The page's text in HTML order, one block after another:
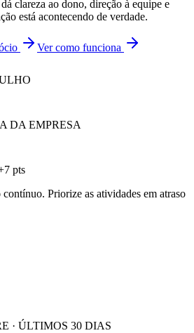
clareza ao dono, direção à equipe e
está acontecendo de verdade.
Ver como funciona
DA EMPRESA
pts
Priorize as atividades em atraso
· ÚLTIMOS 30 DIAS